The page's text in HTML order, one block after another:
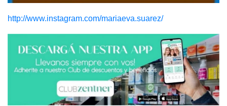
http://www.instagram.com/mariaeva.suarez/